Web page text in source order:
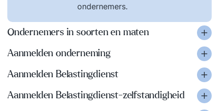
ondernemers.
Ondernemers in soorten en maten
Aanmelden onderneming
Aanmelden Belastingdienst
Aanmelden Belastingdienst-zelfstandigheid